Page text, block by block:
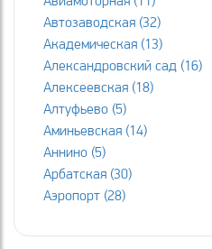
Автозаводская (32)
Академическая (13)
Александровский сад (16)
Алексеевская (18)
Алтуфьево (5)
Аминьевская (14)
Аннино (5)
Арбатская (30)
Аэропорт (28)